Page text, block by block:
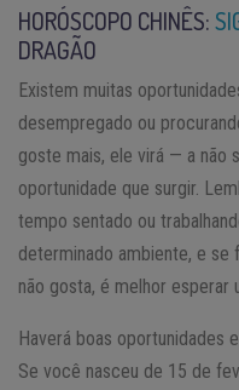
HORÓSCOPO CHINÊS:
DRAGÃO
Existem muitas
desempregado ou
goste mais, ele virá — a não
oportunidade que surgir.
tempo sentado ou
determinado ambiente, e se
não gosta, é melhor esperar
Haverá boas oportunidades
Se você nasceu de 15 de